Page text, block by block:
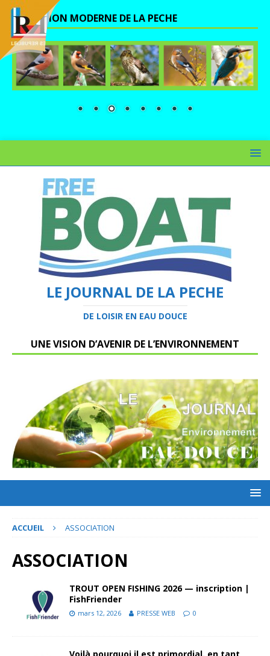
UNE VISION MODERNE DE LA PECHE
LE JOURNAL DE LA PECHE
DE LOISIR EN EAU DOUCE
UNE VISION D’AVENIR DE L’ENVIRONNEMENT
ACCUEIL ASSOCIATION
ASSOCIATION
TROUT OPEN FISHING 2026 — inscription |
FishFriender
mars 12, 2026 PRESSE WEB 0